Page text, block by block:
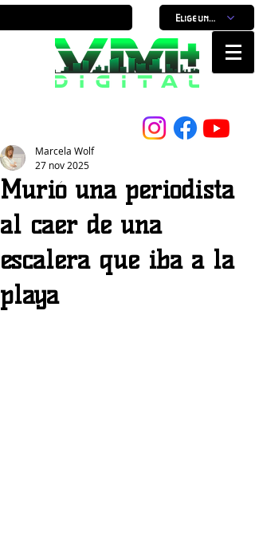
Elige un horario
Murió una periodista
al caer de una
escalera que iba a la
playa
Marcela Wolf
27 nov 2025